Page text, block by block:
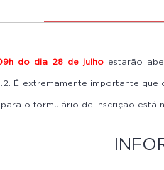
Número de
do dia 28 de julhoestarão
É extremamente importante que
o formulário de inscrição está